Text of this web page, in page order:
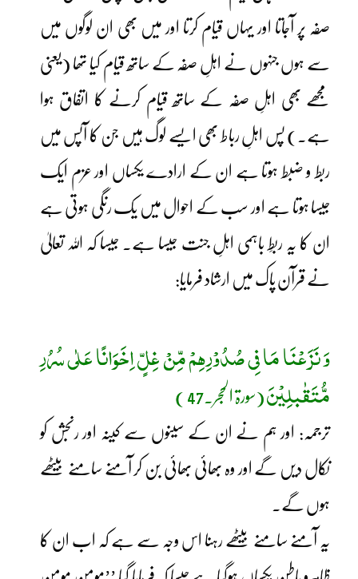
صفہ پر آجاتا اور یہاں قیام کرتا اور میں بھی ان لوگوں میں
سے ہوں جنہوں نے اہلِ صفہ کے ساتھ قیام کیا تھا (یعنی
مجھے بھی اہلِ صفہ کے ساتھ قیام کرنے کا اتفاق ہوا
ہے۔) پس اہلِ رباط بھی ایسے لوگ ہیں جن کا آپس میں
ربط و ضبط ہوتا ہے ان کے ارادے یکساں اور عزم ایک
جیسا ہوتا ہے اور سب کے احوال میں یک رنگی ہوتی ہے
ان کا یہ ربطِ باہمی اہلِ جنت جیسا ہے۔ جیسا کہ اللہ تعالیٰ
نے قرآن پاک میں ارشاد فرمایا:
وَ نَزَعْنَا مَا فِی صُدُوْرِھِمْ مِّنْ غِلٍّ اِخَوَانًا عَلٰی سُرُرِ
مُّتَقٰبلِیْنَ (سورۃ الحجر۔47 )
ترجمہ: اور ہم نے ان کے سینوں سے کینہ اور رنجش کو
نکال دیں گے اور وہ بھائی بھائی بن کر آمنے سامنے بیٹھے
ہوں گے۔
یہ آمنے سامنے بیٹھے رہنا اس وجہ سے ہے کہ اب ان کا
ظاہرو باطن یکساں ہوگیا ہے جیسا کہ فرمایا گیا ’’مومن مومن